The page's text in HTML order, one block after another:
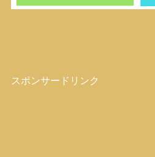
スポンサードリンク